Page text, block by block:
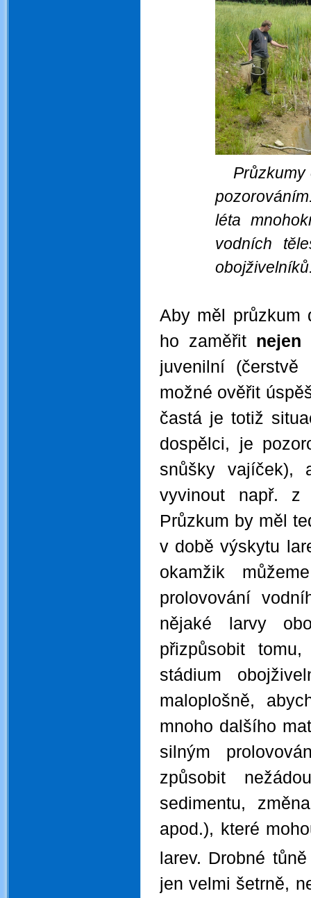
Průzkumy
léta
vodních
Aby měl průzkum
ho zaměřit nejen
juvenilní
možné ověřit
častá je totiž
dospělci, je
snůšky vajíček),
vyvinout např. z
Průzkum by měl
v době výskytu
okamžik
prolovování
nějaké larvy
přizpůsobit
stádium
maloplošně,
mnoho dalšího
silným
způsobit
sedimentu,
apod.), které
larev. Drobné
jen velmi šetrně,